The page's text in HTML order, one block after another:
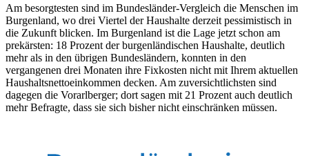
Am besorgtesten sind im Bundesländer-Vergleich die Menschen im
Burgenland, wo drei Viertel der Haushalte derzeit pessimistisch in
die Zukunft blicken. Im Burgenland ist die Lage jetzt schon am
prekärsten: 18 Prozent der burgenländischen Haushalte, deutlich
mehr als in den übrigen Bundesländern, konnten in den
vergangenen drei Monaten ihre Fixkosten nicht mit Ihrem aktuellen
Haushaltsnettoeinkommen decken. Am zuversichtlichsten sind
dagegen die Vorarlberger; dort sagen mit 21 Prozent auch deutlich
mehr Befragte, dass sie sich bisher nicht einschränken müssen.